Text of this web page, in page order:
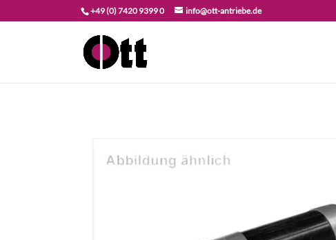
+49 (0) 7420 9399 0 info@ott-antriebe.de